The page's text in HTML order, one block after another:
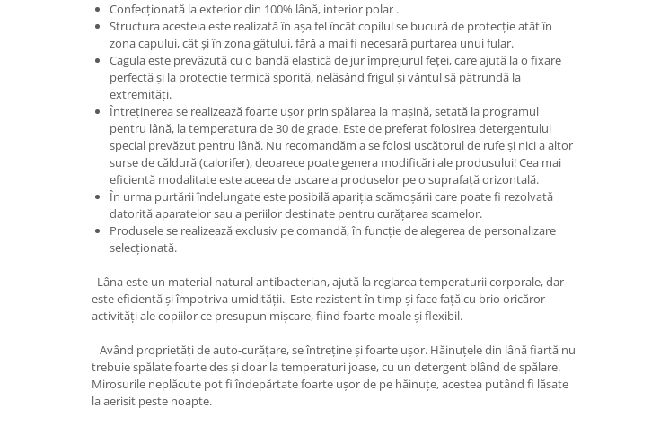
Confecționată la exterior din 100% lână, interior polar .
Structura acesteia este realizată în așa fel încât copilul se bucură de protecție atât în
zona capului, cât și în zona gâtului, fără a mai fi necesară purtarea unui fular.
Cagula este prevăzută cu o bandă elastică de jur împrejurul feței, care ajută la o fixare
perfectă și la protecție termică sporită, nelăsând frigul și vântul să pătrundă la
extremități.
Întreținerea se realizează foarte ușor prin spălarea la mașină, setată la programul
pentru lână, la temperatura de 30 de grade. Este de preferat folosirea detergentului
special prevăzut pentru lână. Nu recomandăm a se folosi uscătorul de rufe și nici a altor
surse de căldură (calorifer), deoarece poate genera modificări ale produsului! Cea mai
eficientă modalitate este aceea de uscare a produselor pe o suprafață orizontală.
În urma purtării îndelungate este posibilă apariția scămoșării care poate fi rezolvată
datorită aparatelor sau a periilor destinate pentru curățarea scamelor.
Produsele se realizează exclusiv pe comandă, în funcție de alegerea de personalizare
selecționată.
Lâna este un material natural antibacterian, ajută la reglarea temperaturii corporale, dar
este eficientă și împotriva umidității. Este rezistent în timp și face față cu brio oricăror
activități ale copiilor ce presupun mișcare, fiind foarte moale și flexibil.
Având proprietăți de auto-curățare, se întreține și foarte ușor. Hăinuțele din lână fiartă nu
trebuie spălate foarte des și doar la temperaturi joase, cu un detergent blând de spălare.
Mirosurile neplăcute pot fi îndepărtate foarte ușor de pe hăinuțe, acestea putând fi lăsate
la aerisit peste noapte.